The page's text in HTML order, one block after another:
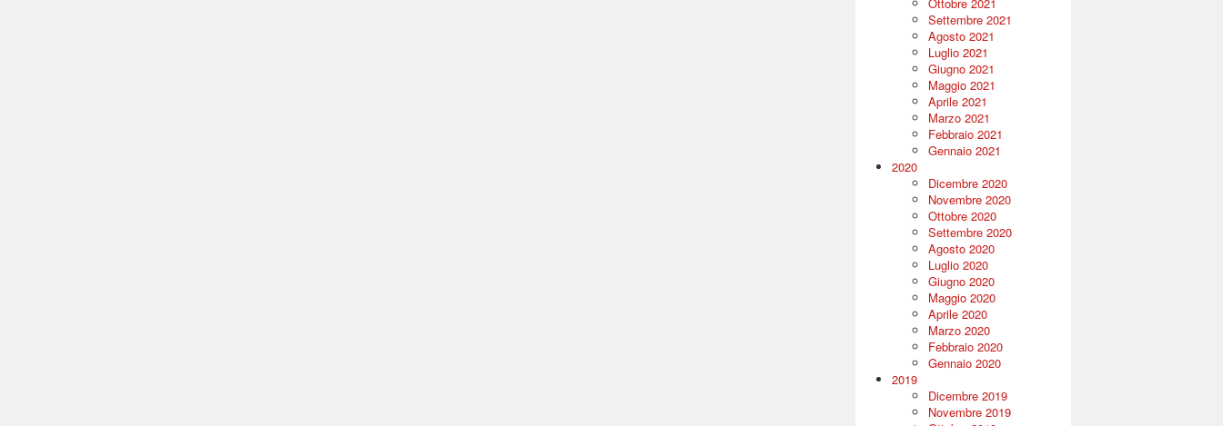
Settembre 2021
Agosto 2021
Luglio 2021
Giugno 2021
Maggio 2021
Aprile 2021
Marzo 2021
Febbraio 2021
Gennaio 2021
2020
Dicembre 2020
Novembre 2020
Ottobre 2020
Settembre 2020
Agosto 2020
Luglio 2020
Giugno 2020
Maggio 2020
Aprile 2020
Marzo 2020
Febbraio 2020
Gennaio 2020
2019
Dicembre 2019
Novembre 2019